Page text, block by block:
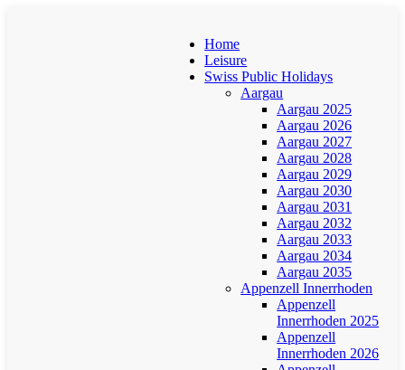
Home
Leisure
Swiss Public Holidays
Aargau
Aargau 2025
Aargau 2026
Aargau 2027
Aargau 2028
Aargau 2029
Aargau 2030
Aargau 2031
Aargau 2032
Aargau 2033
Aargau 2034
Aargau 2035
Appenzell Innerrhoden
Appenzell
Innerrhoden 2025
Appenzell
Innerrhoden 2026